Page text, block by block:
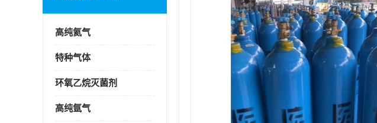
高纯氦气
特种气体
环氧乙烷灭菌剂
高纯氩气